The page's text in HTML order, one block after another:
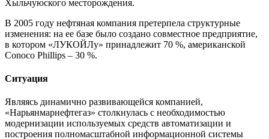
Хыльчуюского месторождения.
В 2005 году нефтяная компания претерпела структурные
изменения: на ее базе было создано совместное предприятие,
в котором «ЛУКОЙЛу» принадлежит 70 %, американской
Conoco Phillips – 30 %.
Ситуация
Являясь динамично развивающейся компанией,
«Нарьянмарнефтегаз» столкнулась с необходимостью
модернизации используемых средств автоматизации и
построения полномасштабной информационной системы